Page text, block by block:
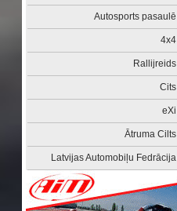
Autosports pasaulē
4x4
Rallijreids
Cits
eXi
Ātruma Cilts
Latvijas Automobiļu Fedrācija